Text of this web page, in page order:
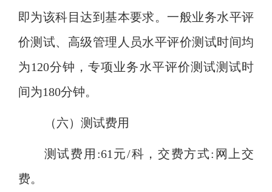
即为该科目达到基本要求。一般业务水平评
价测试、高级管理人员水平评价测试时间均
为120分钟，专项业务水平评价测试测试时
间为180分钟。
（六）测试费用
测试费用 :61元/科，交费方式:网上交
费。